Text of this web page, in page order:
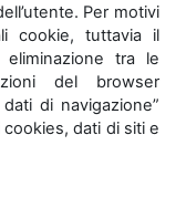
Per motivi
cookie, tuttavia il
tra le
del browser
di navigazione”
dati di siti e